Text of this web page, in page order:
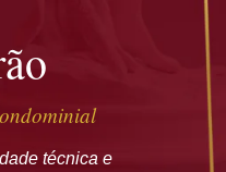
técnica e